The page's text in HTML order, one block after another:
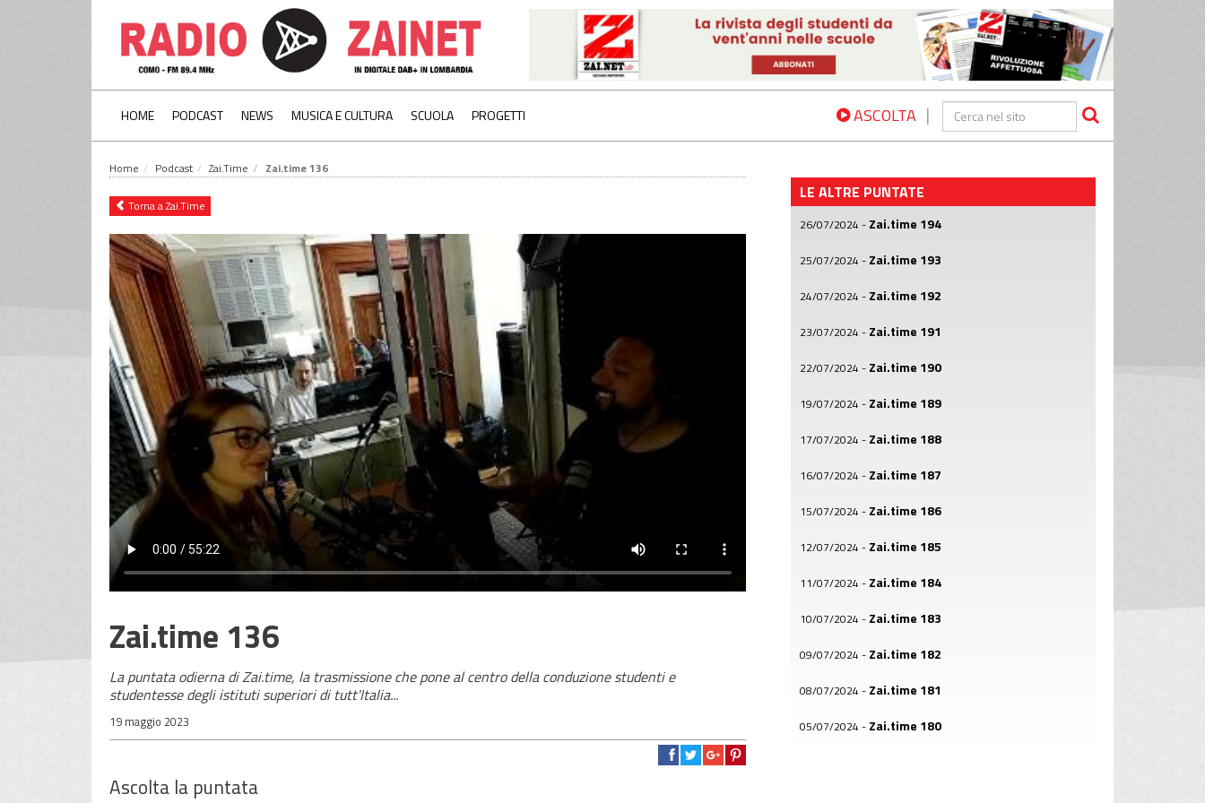
HOME PODCAST NEWS MUSICA E CULTURA SCUOLA PROGETTI ASCOLTA |
Home Podcast Zai.Time Zai.time 136
Torna a Zai.Time
Zai.time 136
La puntata odierna di Zai.time, la trasmissione che pone al centro della conduzione studenti e
studentesse degli istituti superiori di tutt'Italia...
19 maggio 2023
Ascolta la puntata
LE ALTRE PUNTATE
26/07/2024 - Zai.time 194
25/07/2024 - Zai.time 193
24/07/2024 - Zai.time 192
23/07/2024 - Zai.time 191
22/07/2024 - Zai.time 190
19/07/2024 - Zai.time 189
17/07/2024 - Zai.time 188
16/07/2024 - Zai.time 187
15/07/2024 - Zai.time 186
12/07/2024 - Zai.time 185
11/07/2024 - Zai.time 184
10/07/2024 - Zai.time 183
09/07/2024 - Zai.time 182
08/07/2024 - Zai.time 181
05/07/2024 - Zai.time 180